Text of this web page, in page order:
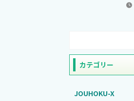
カテゴリー
JOUHOKU-X